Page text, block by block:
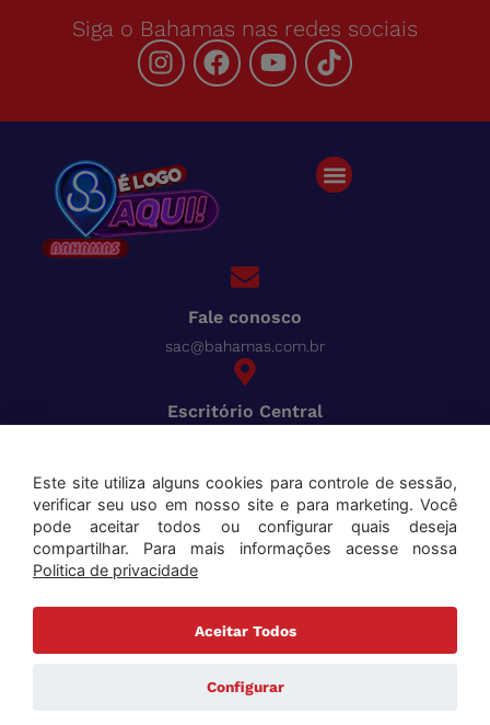
Siga o Bahamas nas redes sociais
Fale conosco
sac@bahamas.com.br
Escritório Central
Cred
Aceitamos os seguintes cartões:
Este site utiliza alguns cookies para controle de sessão,
verificar seu uso em nosso site e para marketing. Você
pode aceitar todos ou configurar quais deseja
compartilhar. Para mais informações acesse nossa
Politica de privacidade
Aceitar Todos
Configurar